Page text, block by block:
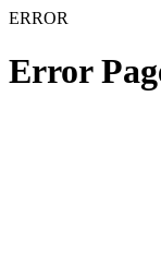
ERROR
Error